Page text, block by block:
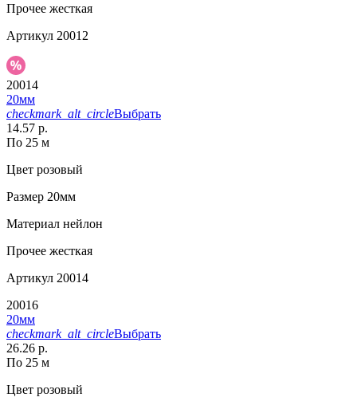
Прочее жесткая
Артикул 20012
20014
20мм
checkmark_alt_circleВыбрать
14.57 р.
По 25 м
Цвет розовый
Размер 20мм
Материал нейлон
Прочее жесткая
Артикул 20014
20016
20мм
checkmark_alt_circleВыбрать
26.26 р.
По 25 м
Цвет розовый